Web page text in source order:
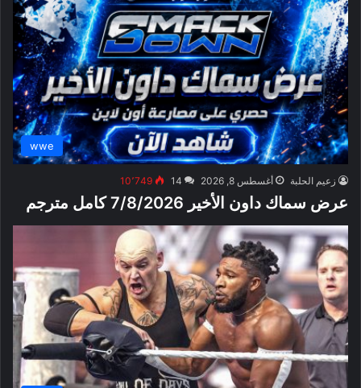
wwe
زعيم الحلبة أغسطس 8, 2026 14 10٬749
عرض سماك داون الأخير 7/8/2026 كامل مترجم